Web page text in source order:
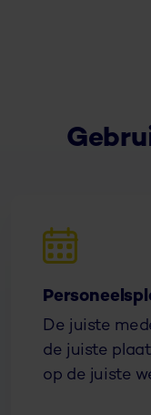
De juiste
de juiste
op de juiste